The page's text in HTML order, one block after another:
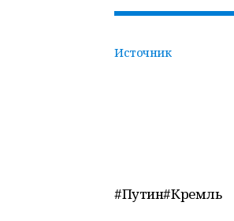
Источник
#Путин#Кремль